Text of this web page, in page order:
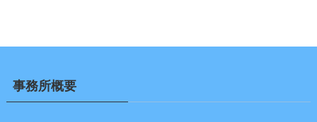
事務所概要